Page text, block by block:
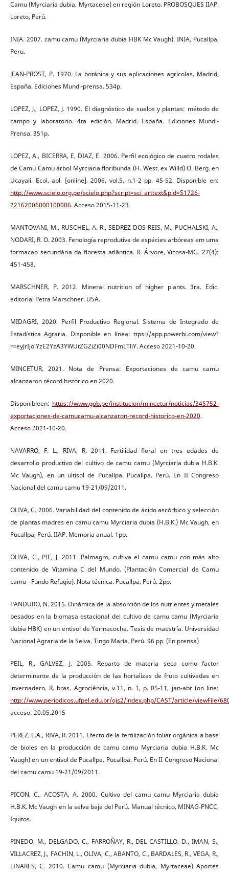
Camu (Myrciaria dubia, Myrtaceae) en región Loreto. PROBOSQUES IIAP.
Loreto, Perú.
INIA. 2007. camu camu (Myrciaria dubia HBK Mc Vaugh). INIA, Pucallpa,
Peru.
JEAN-PROST, P. 1970. La botánica y sus aplicaciones agrícolas. Madrid,
España. Ediciones Mundi-prensa. 534p.
LOPEZ, J., LOPEZ, J. 1990. El diagnóstico de suelos y plantas: método de
campo y laboratorio. 4ta edición. Madrid. España. Ediciones Mundi-
Prensa. 351p.
LOPEZ, A., BICERRA, E, DIAZ, E. 2006. Perfil ecológico de cuatro rodales
de Camu Camu árbol Myrciaria floribunda (H. West. ex Willd) O. Berg. en
Ucayali. Ecol. apl. [online]. 2006, vol.5, n.1-2 pp. 45-52. Disponible en:
http://www.scielo.org.pe/scielo.php?script=sci_arttext&pid=S1726-
22162006000100006. Acceso 2015-11-23
MANTOVANI, M., RUSCHEL, A. R., SEDREZ DOS REIS, M., PUCHALSKI, A.,
NODARI, R. O. 2003. Fenología reprodutiva de espécies arbóreas em uma
formacao secundária da floresta atlântica. R. Árvore, Vicosa-MG. 27(4):
451-458.
MARSCHNER, P. 2012. Mineral nutrition of higher plants. 3ra. Edic.
editorial Petra Marschner. USA.
MIDAGRI, 2020. Perfil Productivo Regional. Sistema de Integrado de
Estadística Agraria. Disponible en línea: ttps://app.powerbi.com/view?
r=eyJrIjoiYzE2YzA3YWUtZGZiZi00NDFmLTliY. Acceso 2021-10-20.
MINCETUR, 2021. Nota de Prensa: Exportaciones de camu camu
alcanzaron récord histórico en 2020.
Disponibleen: https://www.gob.pe/institucion/mincetur/noticias/345752-
exportaciones-de-camucamu-alcanzaron-record-historico-en-2020.
Acceso 2021-10-20.
NAVARRO, F. L., RIVA, R. 2011. Fertilidad floral en tres edades de
desarrollo productivo del cultivo de camu camu (Myrciaria dubia H.B.K.
Mc Vaugh), en un ultisol de Pucallpa. Pucallpa. Perú. En II Congreso
Nacional del camu camu 19-21/09/2011.
OLIVA, C. 2006. Variabilidad del contenido de ácido ascórbico y selección
de plantas madres en camu camu Myrciaria dubia (H.B.K.) Mc Vaugh, en
Pucallpa, Perú. IIAP. Memoria anual. 1pp.
OLIVA, C., PIE, J. 2011. Palmagro, cultiva el camu camu con más alto
contenido de Vitamina C del Mundo. (Plantación Comercial de Camu
camu - Fundo Refugio). Nota técnica. Pucallpa, Perú. 2pp.
PANDURO, N. 2015. Dinámica de la absorción de los nutrientes y metales
pesados en la biomasa estacional del cultivo de camu camu (Myrciaria
dubia HBK) en un entisol de Yarinacocha. Tesis de maestría. Universidad
Nacional Agraria de la Selva. Tingo María. Perú. 96 pp. (En prensa)
PEIL, R., GALVEZ, J. 2005. Reparto de materia seca como factor
determinante de la producción de las hortalizas de fruto cultivadas en
invernadero. R. bras. Agrociência, v.11, n. 1, p. 05-11, jan-abr (on line:
http://www.periodicos.ufpel.edu.br/ojs2/index.php/CAST/article/viewFile/
acceso: 20.05.2015
PEREZ, E.A., RIVA, R. 2011. Efecto de la fertilización foliar orgánica a base
de bioles en la producción de camu camu Myrciaria dubia H.B.K. Mc
Vaugh) en un entisol de Pucallpa. Pucallpa. Perú. En II Congreso Nacional
del camu camu 19-21/09/2011.
PICON, C., ACOSTA, A. 2000. Cultivo del camu camu Myrciaria dubia
H.B.K. Mc Vaugh en la selva baja del Perú. Manual técnico, MINAG-PNCC,
Iquitos.
PINEDO, M., DELGADO, C., FARROÑAY, R., DEL CASTILLO, D., IMAN, S.,
VILLACREZ, J., FACHIN, L., OLIVA, C., ABANTO, C., BARDALES, R., VEGA, R.,
LINARES, C. 2010. Camu camu (Myrciaria dubia, Myrtaceae) Aportes